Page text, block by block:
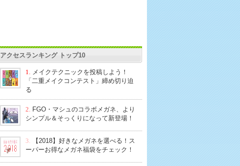
アクセスランキング トップ10
1.
メイクテクニックを投稿しよう！
「二重メイクコンテスト」締め切り迫
る
2. FGO・マシュのコラボメガネ、より
シンプル＆そっくりになって新登場！
3.
【2018】好きなメガネを選べる！ス
ーパーお得なメガネ福袋をチェック！